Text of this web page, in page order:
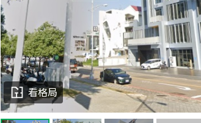
看格局